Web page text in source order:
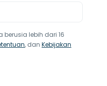
lebih dari 16
, dan Kebijakan